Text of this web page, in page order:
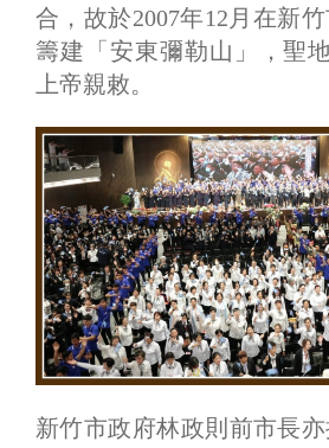
合，故於2007年12月在新
籌建「安東彌勒山」，聖
上帝親敕。
新竹市政府林政則前市長